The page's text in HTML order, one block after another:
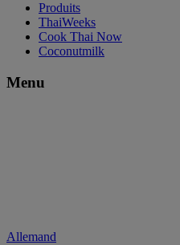
Produits
ThaiWeeks
Cook Thai Now
Coconutmilk
Menu
Allemand